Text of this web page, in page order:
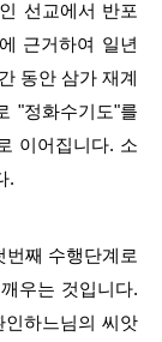
선교에서 반포
근거하여 일년
동안 삼가 재계
"정화수기도"를
이어집니다. 소
.
째 수행단계로
우는 것입니다.
하느님의 씨앗